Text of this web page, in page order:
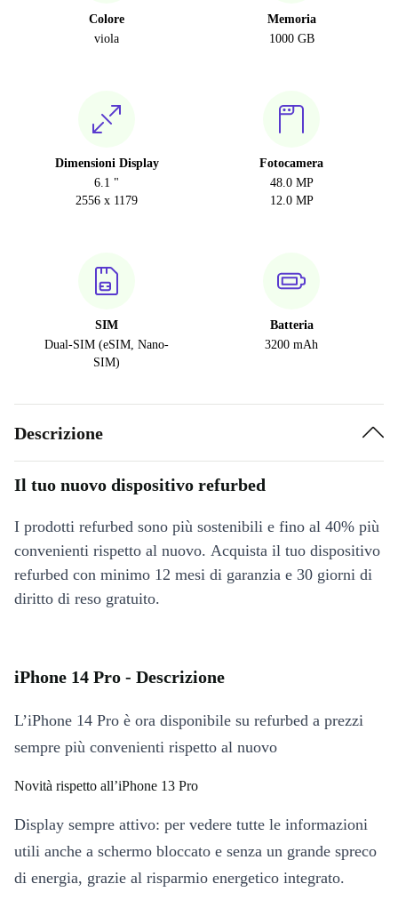
Colore
viola
Memoria
1000 GB
Dimensioni Display
6.1 "
2556 x 1179
Fotocamera
48.0 MP
12.0 MP
SIM
Dual-SIM (eSIM, Nano-
SIM)
Batteria
3200 mAh
Descrizione
Il tuo nuovo dispositivo refurbed
I prodotti refurbed sono più sostenibili e fino al 40% più
convenienti rispetto al nuovo. Acquista il tuo dispositivo
refurbed con minimo 12 mesi di garanzia e 30 giorni di
diritto di reso gratuito.
iPhone 14 Pro - Descrizione
L’iPhone 14 Pro è ora disponibile su refurbed a prezzi
sempre più convenienti rispetto al nuovo
Novità rispetto all’iPhone 13 Pro
Display sempre attivo: per vedere tutte le informazioni
utili anche a schermo bloccato e senza un grande spreco
di energia, grazie al risparmio energetico integrato.